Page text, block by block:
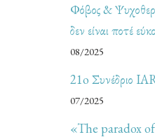
Φόβος &
δεν είναι ποτέ
08/2025
21o Συνέδριο
07/2025
«The paradox